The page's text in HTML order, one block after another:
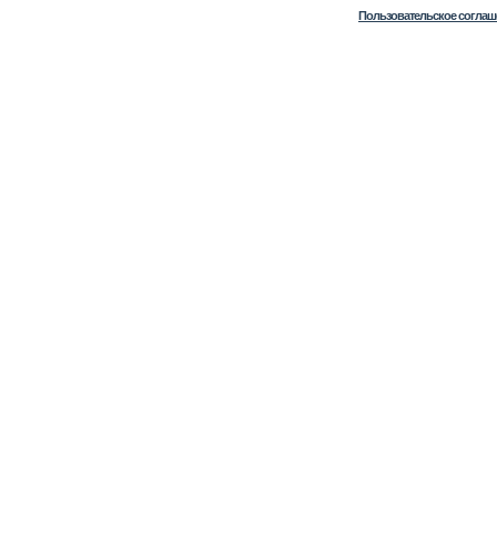
Пользовательское